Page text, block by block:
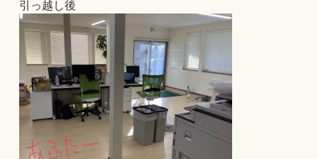
引っ越し後